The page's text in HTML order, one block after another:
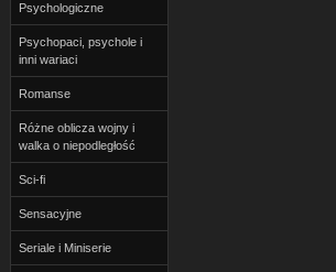
Psychologiczne
Psychopaci, psychole i
inni wariaci
Romanse
Różne oblicza wojny i
walka o niepodległość
Sci-fi
Sensacyjne
Seriale i Miniserie